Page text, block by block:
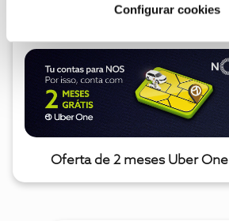
Configurar cookies
Oferta de 2 meses Uber One